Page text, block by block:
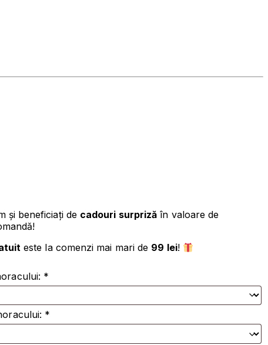
și beneficiați de cadouri surpriză în valoare de
este la comenzi mai mari de 99 lei!
*
*